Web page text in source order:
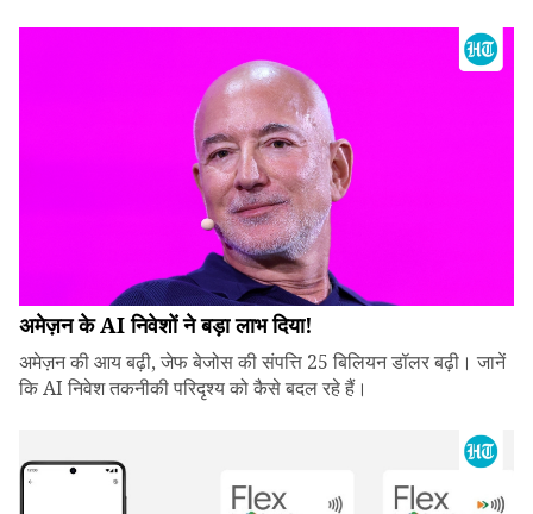
अमेज़न के AI निवेशों ने बड़ा लाभ दिया!
अमेज़न की आय बढ़ी, जेफ बेजोस की संपत्ति 25 बिलियन डॉलर बढ़ी। जानें
कि AI निवेश तकनीकी परिदृश्य को कैसे बदल रहे हैं।